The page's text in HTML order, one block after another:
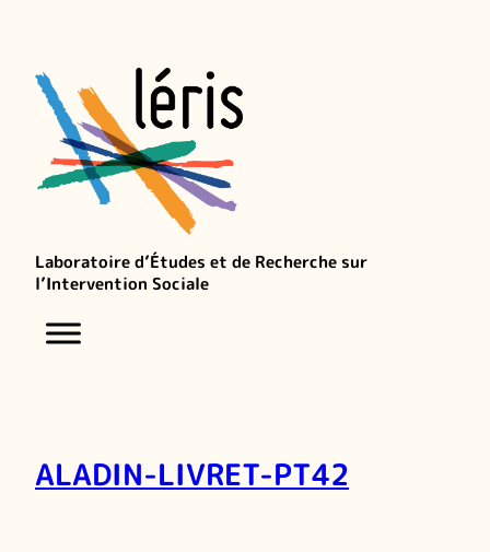
Laboratoire d’Études et de Recherche sur
l’Intervention Sociale
ALADIN-LIVRET-PT42